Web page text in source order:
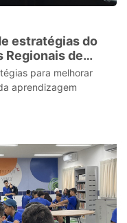
estratégias do
Regionais de
para melhorar
aprendizagem